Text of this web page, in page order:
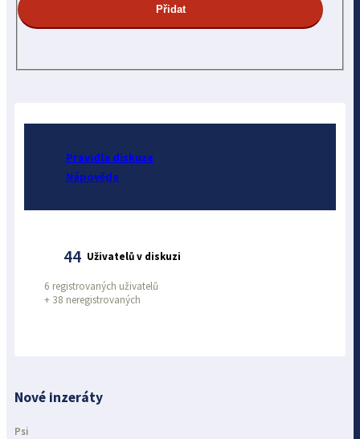
Pravidla diskuze
Nápověda
44 Uživatelů v diskuzi
6 registrovaných uživatelů
+ 38 neregistrovaných
Nové inzeráty
Psi